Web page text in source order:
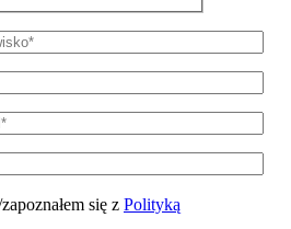
się z Polityką